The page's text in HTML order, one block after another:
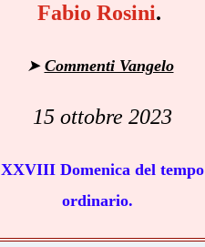
Fabio Rosini.
➤ Commenti Vangelo
15 ottobre 2023
XXVIII Domenica del tempo
ordinario​.